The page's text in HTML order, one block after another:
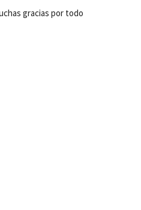
gracias por todo